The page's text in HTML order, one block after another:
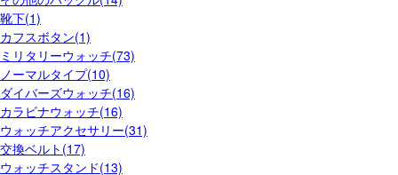
靴下(1)
カフスボタン(1)
ミリタリーウォッチ(73)
ノーマルタイプ(10)
ダイバーズウォッチ(16)
カラビナウォッチ(16)
ウォッチアクセサリー(31)
交換ベルト(17)
ウォッチスタンド(13)